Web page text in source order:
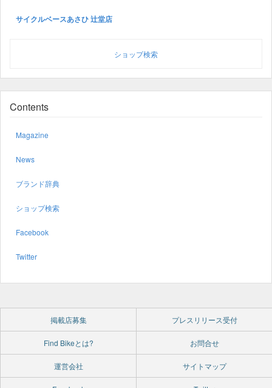
サイクルベースあさひ 辻堂店
ショップ検索
Contents
Magazine
News
ブランド辞典
ショップ検索
Facebook
Twitter
掲載店募集 プレスリリース受付
Find Bikeとは? お問合せ
運営会社 サイトマップ